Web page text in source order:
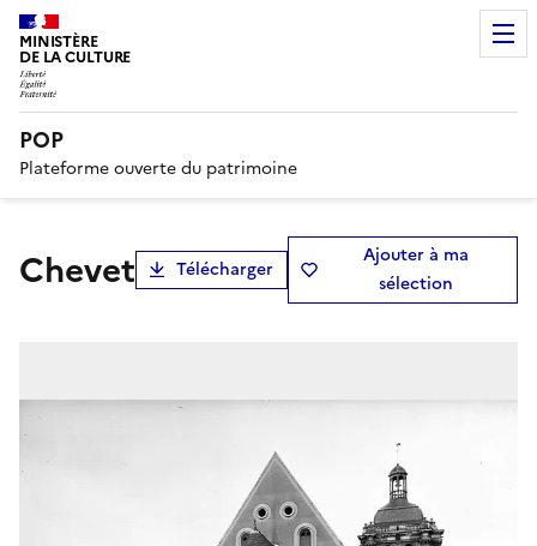
MINISTÈRE
DE LA CULTURE
POP
Plateforme ouverte du patrimoine
Chevet Télécharger
Ajouter à ma
sélection